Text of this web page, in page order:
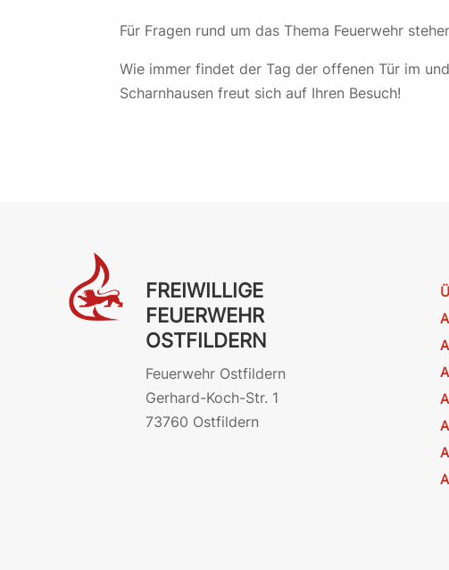
Für Fragen rund um das Thema Feuerwehr
Wie immer findet der Tag der offenen Tür im
Scharnhausen freut sich auf Ihren Besuch!
FREIWILLIGE
FEUERWEHR
OSTFILDERN
Feuerwehr Ostfildern
Gerhard-Koch-Str. 1
73760 Ostfildern